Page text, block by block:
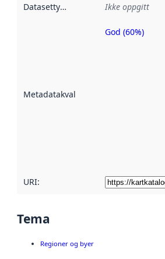
Datasettype Ikke oppgitt
Metadatakvalitet
Metadatakvalitet
God (60%)
URI:
Tema
Regioner og byer